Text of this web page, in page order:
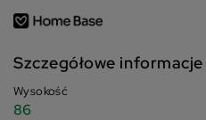
Szczegółowe informacje
Wysokość
86